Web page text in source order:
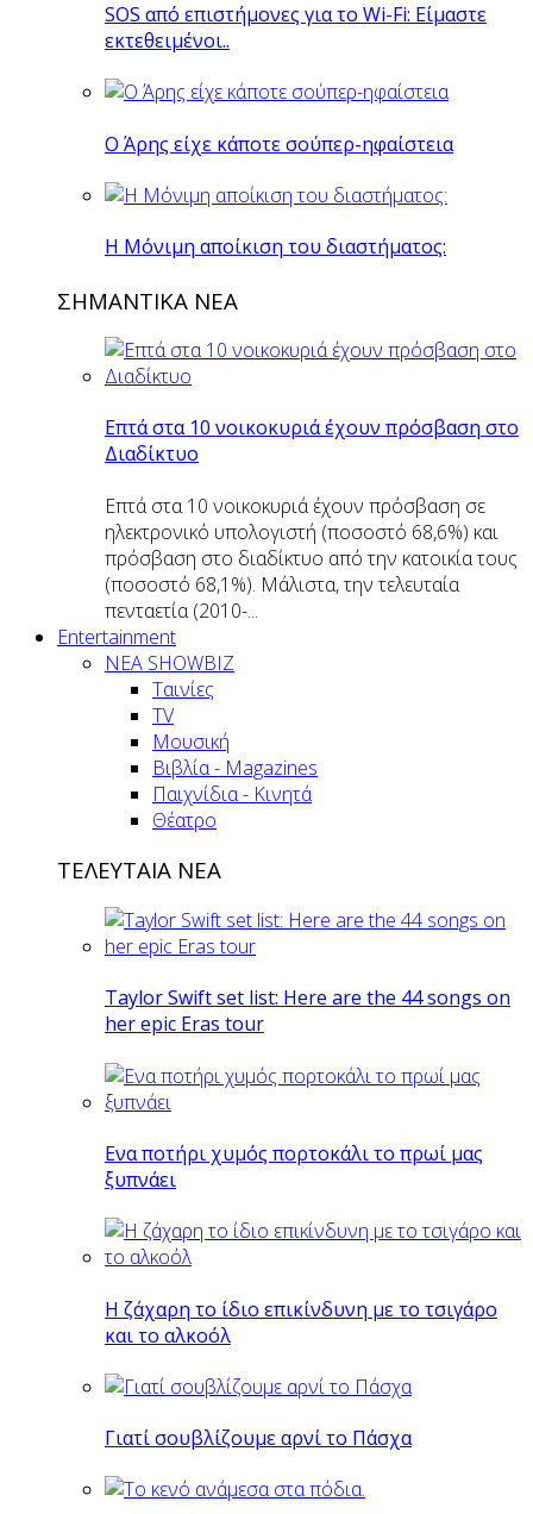
SOS από επιστήμονες για το Wi-Fi: Είμαστε
εκτεθειμένοι..
O Άρης είχε κάποτε σούπερ-ηφαίστεια
H Mόνιμη αποίκιση του διαστήματος:
ΣΗΜΑΝΤΙΚΑ ΝΕΑ
Επτά στα 10 νοικοκυριά έχουν πρόσβαση στο
Διαδίκτυο
Επτά στα 10 νοικοκυριά έχουν πρόσβαση σε
ηλεκτρονικό υπολογιστή (ποσοστό 68,6%) και
πρόσβαση στο διαδίκτυο από την κατοικία τους
(ποσοστό 68,1%). Μάλιστα, την τελευταία
πενταετία (2010-...
Entertainment
ΝΕΑ SHOWBIZ
Ταινίες
TV
Μουσική
Βιβλία - Magazines
Παιχνίδια - Κινητά
Θέατρο
ΤΕΛΕΥΤΑΙΑ ΝΕΑ
Taylor Swift set list: Here are the 44 songs on
her epic Eras tour
Eνα ποτήρι χυμός πορτοκάλι το πρωί μας
ξυπνάει
Η ζάχαρη το ίδιο επικίνδυνη με το τσιγάρο
και το αλκοόλ
Γιατί σουβλίζουμε αρνί το Πάσχα